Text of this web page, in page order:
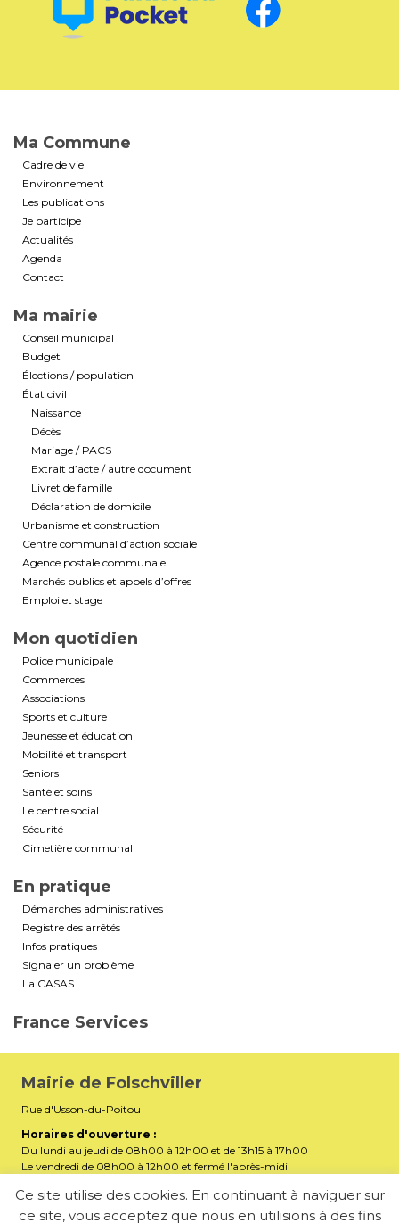
Ma Commune
Cadre de vie
Environnement
Les publications
Je participe
Actualités
Agenda
Contact
Ma mairie
Conseil municipal
Budget
Élections / population
État civil
Naissance
Décès
Mariage / PACS
Extrait d’acte / autre document
Livret de famille
Déclaration de domicile
Urbanisme et construction
Centre communal d’action sociale
Agence postale communale
Marchés publics et appels d’offres
Emploi et stage
Mon quotidien
Police municipale
Commerces
Associations
Sports et culture
Jeunesse et éducation
Mobilité et transport
Seniors
Santé et soins
Le centre social
Sécurité
Cimetière communal
En pratique
Démarches administratives
Registre des arrêtés
Infos pratiques
Signaler un problème
La CASAS
France Services
Mairie de Folschviller
Rue d'Usson-du-Poitou
Horaires d'ouverture :
Du lundi au jeudi de 08h00 à 12h00 et de 13h15 à 17h00
Le vendredi de 08h00 à 12h00 et fermé l'après-midi
Téléphone :03 87 29 32 90
E-mail : mairiefolschviller57730@gmail.com
Ce site utilise des cookies. En continuant à naviguer sur
ce site, vous acceptez que nous en utilisions à des fins